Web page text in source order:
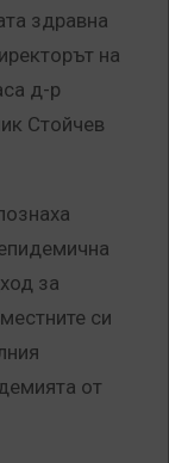
здравна
на
д-р
Стойчев
за
си
от